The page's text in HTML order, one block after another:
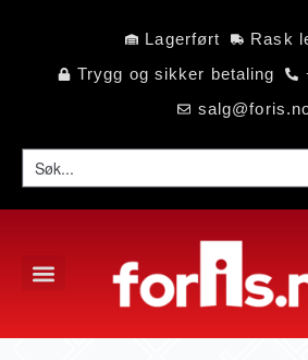
Lagerført
Rask
Trygg og sikker betaling